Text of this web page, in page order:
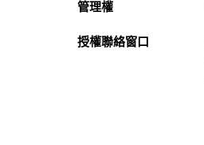
管理權
授權聯絡窗口